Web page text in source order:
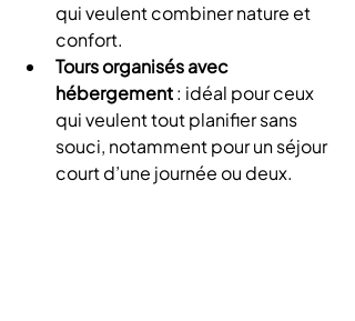
qui veulent combiner nature et
confort.
Tours organisés avec
hébergement : idéal pour ceux
qui veulent tout planifier sans
souci, notamment pour un séjour
court d’une journée ou deux.